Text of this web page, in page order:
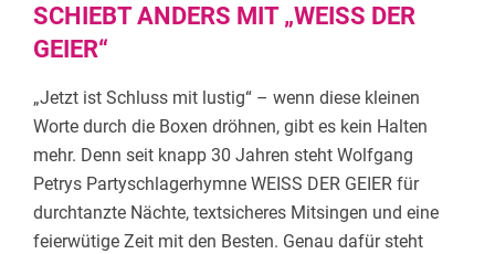
SCHIEBT ANDERS MIT „WEISS DER
GEIER“
„Jetzt ist Schluss mit lustig“ – wenn diese kleinen
Worte durch die Boxen dröhnen, gibt es kein Halten
mehr. Denn seit knapp 30 Jahren steht Wolfgang
Petrys Partyschlagerhymne WEISS DER GEIER für
durchtanzte Nächte, textsicheres Mitsingen und eine
feierwütige Zeit mit den Besten. Genau dafür steht